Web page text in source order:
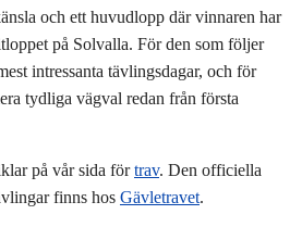
och ett huvudlopp där vinnaren har
på Solvalla. För den som följer
intressanta tävlingsdagar, och för
tydliga vägval redan från första
på vår sida förtrav. Den officiella
finns hos Gävletravet.